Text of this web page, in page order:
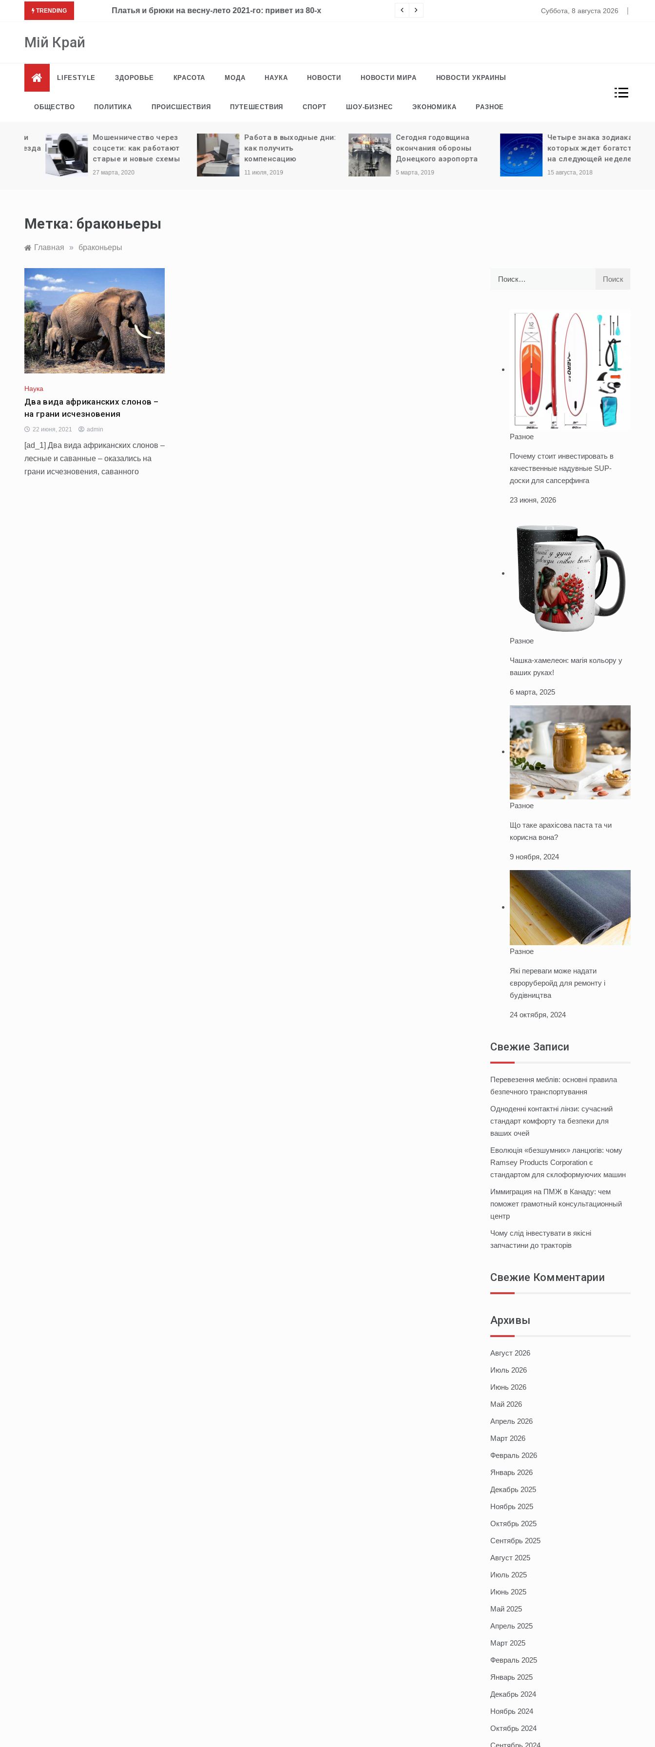
TRENDING Платья и брюки на весну-лето 2021-го: привет из 80-х Что известно о новом штамме коронавируса «Омикрон»
Суббота, 8 августа 2026
Мій Край
LIFESTYLE ЗДОРОВЬЕ КРАСОТА МОДА НАУКА НОВОСТИ НОВОСТИ МИРА НОВОСТИ УКРАИНЫ
ОБЩЕСТВО ПОЛИТИКА ПРОИСШЕСТВИЯ ПУТЕШЕСТВИЯ СПОРТ ШОУ-БИЗНЕС ЭКОНОМИКА РАЗНОЕ
Мошенничество через
соцсети: как работают
старые и новые схемы
27 марта, 2020
Работа в выходные дни:
как получить
компенсацию
11 июля, 2019
Сегодня годовщина
окончания обороны
Донецкого аэропорта
5 марта, 2019
Четыре знака зодиака,
которых ждет богатство
на следующей неделе
15 августа, 2018
Метка: браконьеры
Главная » браконьеры
Наука
Два вида африканских слонов –
на грани исчезновения
22 июня, 2021 admin
[ad_1] Два вида африканских слонов –
лесные и саванные – оказались на
грани исчезновения, саванного
Разное
Почему стоит инвестировать в
качественные надувные SUP-
доски для сапсерфинга
23 июня, 2026
Разное
Чашка-хамелеон: магія кольору у
ваших руках!
6 марта, 2025
Разное
Що таке арахісова паста та чи
корисна вона?
9 ноября, 2024
Разное
Які переваги може надати
євроруберойд для ремонту і
будівництва
24 октября, 2024
Свежие Записи
Перевезення меблів: основні правила
безпечного транспортування
Одноденні контактні лінзи: сучасний
стандарт комфорту та безпеки для
ваших очей
Еволюція «безшумних» ланцюгів: чому
Ramsey Products Corporation є
стандартом для склоформуючих машин
Иммиграция на ПМЖ в Канаду: чем
поможет грамотный консультационный
центр
Чому слід інвестувати в якісні
запчастини до тракторів
Свежие Комментарии
Архивы
Август 2026
Июль 2026
Июнь 2026
Май 2026
Апрель 2026
Март 2026
Февраль 2026
Январь 2026
Декабрь 2025
Ноябрь 2025
Октябрь 2025
Сентябрь 2025
Август 2025
Июль 2025
Июнь 2025
Май 2025
Апрель 2025
Март 2025
Февраль 2025
Январь 2025
Декабрь 2024
Ноябрь 2024
Октябрь 2024